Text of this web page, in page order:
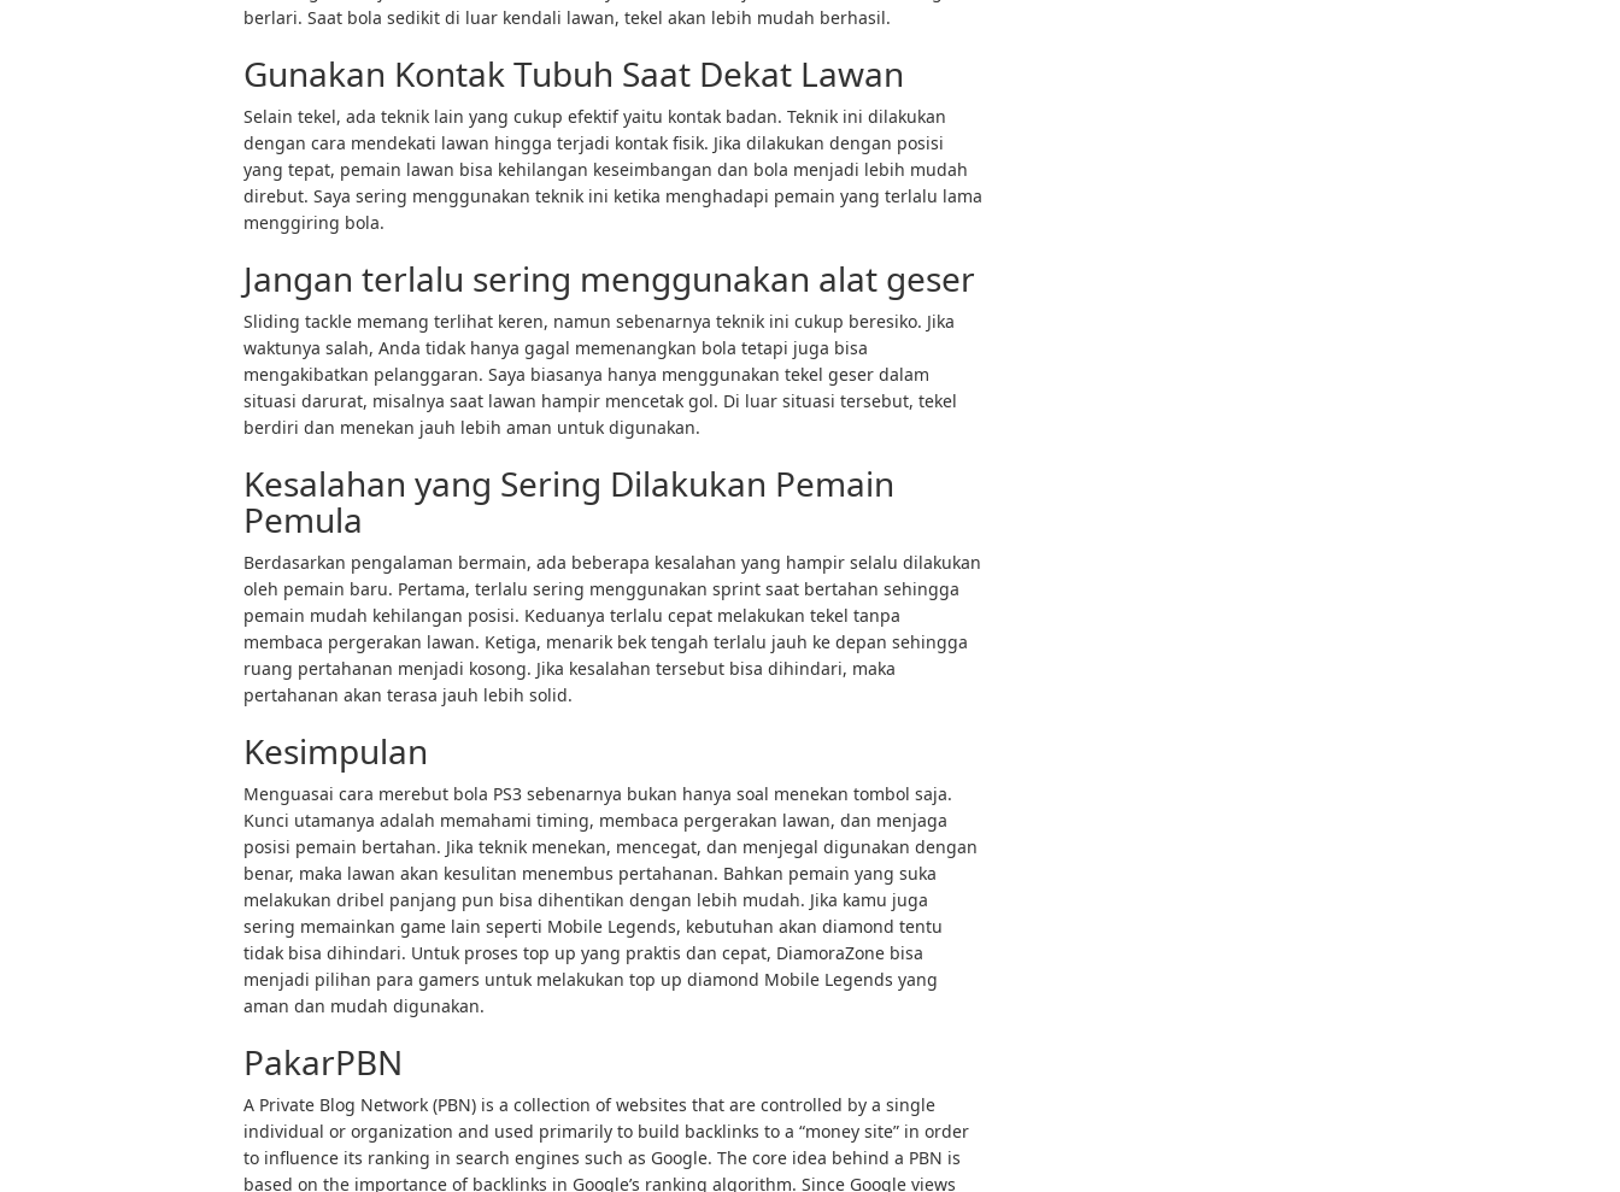
berlari. Saat bola sedikit di luar kendali lawan, tekel akan lebih mudah berhasil.
Gunakan Kontak Tubuh Saat Dekat Lawan
Selain tekel, ada teknik lain yang cukup efektif yaitu kontak badan. Teknik ini dilakukan
dengan cara mendekati lawan hingga terjadi kontak fisik. Jika dilakukan dengan posisi
yang tepat, pemain lawan bisa kehilangan keseimbangan dan bola menjadi lebih mudah
direbut. Saya sering menggunakan teknik ini ketika menghadapi pemain yang terlalu lama
menggiring bola.
Jangan terlalu sering menggunakan alat geser
Sliding tackle memang terlihat keren, namun sebenarnya teknik ini cukup beresiko. Jika
waktunya salah, Anda tidak hanya gagal memenangkan bola tetapi juga bisa
mengakibatkan pelanggaran. Saya biasanya hanya menggunakan tekel geser dalam
situasi darurat, misalnya saat lawan hampir mencetak gol. Di luar situasi tersebut, tekel
berdiri dan menekan jauh lebih aman untuk digunakan.
Kesalahan yang Sering Dilakukan Pemain
Pemula
Berdasarkan pengalaman bermain, ada beberapa kesalahan yang hampir selalu dilakukan
oleh pemain baru. Pertama, terlalu sering menggunakan sprint saat bertahan sehingga
pemain mudah kehilangan posisi. Keduanya terlalu cepat melakukan tekel tanpa
membaca pergerakan lawan. Ketiga, menarik bek tengah terlalu jauh ke depan sehingga
ruang pertahanan menjadi kosong. Jika kesalahan tersebut bisa dihindari, maka
pertahanan akan terasa jauh lebih solid.
Kesimpulan
Menguasai cara merebut bola PS3 sebenarnya bukan hanya soal menekan tombol saja.
Kunci utamanya adalah memahami timing, membaca pergerakan lawan, dan menjaga
posisi pemain bertahan. Jika teknik menekan, mencegat, dan menjegal digunakan dengan
benar, maka lawan akan kesulitan menembus pertahanan. Bahkan pemain yang suka
melakukan dribel panjang pun bisa dihentikan dengan lebih mudah. Jika kamu juga
sering memainkan game lain seperti Mobile Legends, kebutuhan akan diamond tentu
tidak bisa dihindari. Untuk proses top up yang praktis dan cepat, DiamoraZone bisa
menjadi pilihan para gamers untuk melakukan top up diamond Mobile Legends yang
aman dan mudah digunakan.
PakarPBN
A Private Blog Network (PBN) is a collection of websites that are controlled by a single
individual or organization and used primarily to build backlinks to a “money site” in order
to influence its ranking in search engines such as Google. The core idea behind a PBN is
based on the importance of backlinks in Google’s ranking algorithm. Since Google views